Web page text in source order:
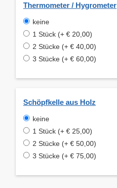
Thermometer / Hygrometer
keine
1 Stück (+ € 20,00)
2 Stücke (+ € 40,00)
3 Stücke (+ € 60,00)
Schöpfkelle aus Holz
keine
1 Stück (+ € 25,00)
2 Stücke (+ € 50,00)
3 Stücke (+ € 75,00)